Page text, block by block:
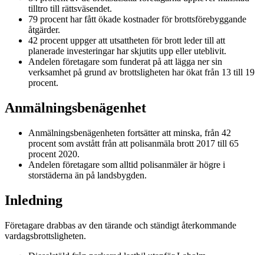
tilltro till rättsväsendet.
79 procent har fått ökade kostnader för brottsförebyggande
åtgärder.
42 procent uppger att utsattheten för brott leder till att
planerade investeringar har skjutits upp eller uteblivit.
Andelen företagare som funderat på att lägga ner sin
verksamhet på grund av brottsligheten har ökat från 13 till 19
procent.
Anmälningsbenägenhet
Anmälningsbenägenheten fortsätter att minska, från 42
procent som avstått från att polisanmäla brott 2017 till 65
procent 2020.
Andelen företagare som alltid polisanmäler är högre i
storstäderna än på landsbygden.
Inledning
Företagare drabbas av den tärande och ständigt återkommande
vardagsbrottsligheten.